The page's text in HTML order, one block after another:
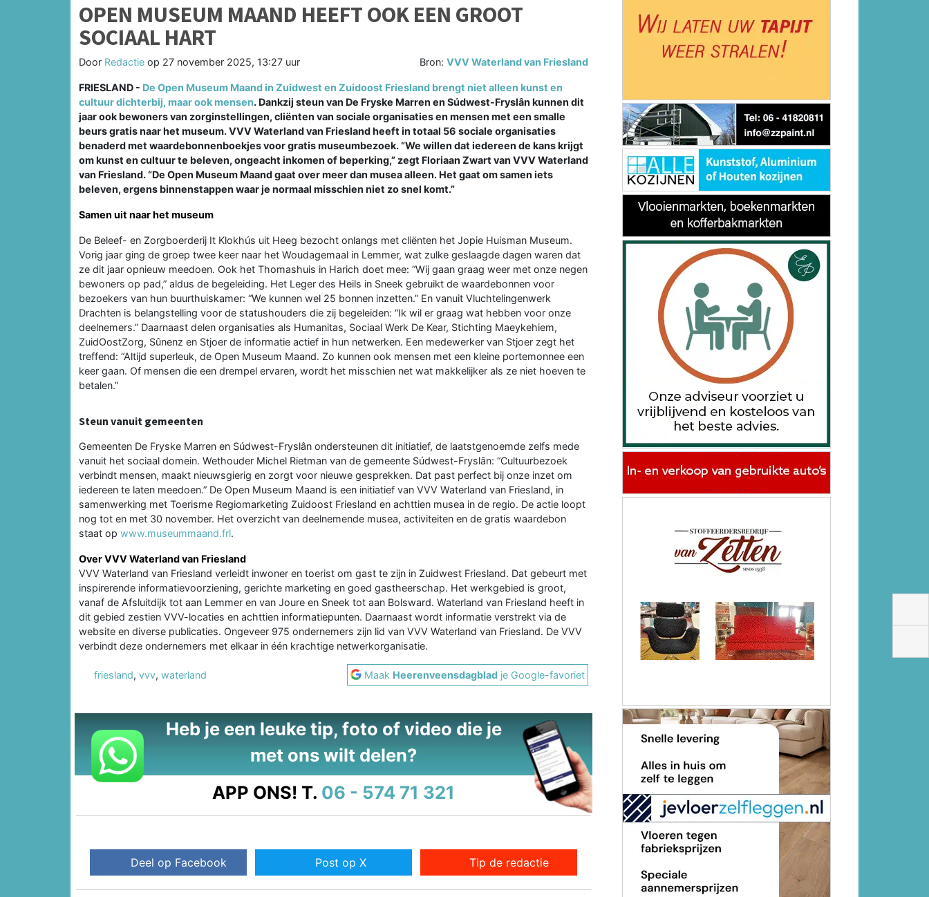
OPEN MUSEUM MAAND HEEFT OOK EEN GROOT
SOCIAAL HART
Door Redactie op 27 november 2025, 13:27 uur Bron:VVV Waterland van Friesland
FRIESLAND - De Open Museum Maand in Zuidwest en Zuidoost Friesland brengt niet alleen kunst en
cultuur dichterbij, maar ook mensen. Dankzij steun van De Fryske Marren en Súdwest-Fryslân kunnen dit
jaar ook bewoners van zorginstellingen, cliënten van sociale organisaties en mensen met een smalle
beurs gratis naar het museum. VVV Waterland van Friesland heeft in totaal 56 sociale organisaties
benaderd met waardebonnenboekjes voor gratis museumbezoek. “We willen dat iedereen de kans krijgt
om kunst en cultuur te beleven, ongeacht inkomen of beperking,” zegt Floriaan Zwart van VVV Waterland
van Friesland. “De Open Museum Maand gaat over meer dan musea alleen. Het gaat om samen iets
beleven, ergens binnenstappen waar je normaal misschien niet zo snel komt.”
Samen uit naar het museum
De Beleef- en Zorgboerderij It Klokhús uit Heeg bezocht onlangs met cliënten het Jopie Huisman Museum.
Vorig jaar ging de groep twee keer naar het Woudagemaal in Lemmer, wat zulke geslaagde dagen waren dat
ze dit jaar opnieuw meedoen. Ook het Thomashuis in Harich doet mee: “Wij gaan graag weer met onze negen
bewoners op pad,” aldus de begeleiding. Het Leger des Heils in Sneek gebruikt de waardebonnen voor
bezoekers van hun buurthuiskamer: “We kunnen wel 25 bonnen inzetten.” En vanuit Vluchtelingenwerk
Drachten is belangstelling voor de statushouders die zij begeleiden: “Ik wil er graag wat hebben voor onze
deelnemers.” Daarnaast delen organisaties als Humanitas, Sociaal Werk De Kear, Stichting Maeykehiem,
ZuidOostZorg, Sûnenz en Stjoer de informatie actief in hun netwerken. Een medewerker van Stjoer zegt het
treffend: “Altijd superleuk, de Open Museum Maand. Zo kunnen ook mensen met een kleine portemonnee een
keer gaan. Of mensen die een drempel ervaren, wordt het misschien net wat makkelijker als ze niet hoeven te
betalen.”
Steun vanuit gemeenten
Gemeenten De Fryske Marren en Súdwest-Fryslân ondersteunen dit initiatief, de laatstgenoemde zelfs mede
vanuit het sociaal domein. Wethouder Michel Rietman van de gemeente Súdwest-Fryslân: “Cultuurbezoek
verbindt mensen, maakt nieuwsgierig en zorgt voor nieuwe gesprekken. Dat past perfect bij onze inzet om
iedereen te laten meedoen.” De Open Museum Maand is een initiatief van VVV Waterland van Friesland, in
samenwerking met Toerisme Regiomarketing Zuidoost Friesland en achttien musea in de regio. De actie loopt
nog tot en met 30 november. Het overzicht van deelnemende musea, activiteiten en de gratis waardebon
staat op www.museummaand.frl.
Over VVV Waterland van Friesland
VVV Waterland van Friesland verleidt inwoner en toerist om gast te zijn in Zuidwest Friesland. Dat gebeurt met
inspirerende informatievoorziening, gerichte marketing en goed gastheerschap. Het werkgebied is groot,
vanaf de Afsluitdijk tot aan Lemmer en van Joure en Sneek tot aan Bolsward. Waterland van Friesland heeft in
dit gebied zestien VVV-locaties en achttien informatiepunten. Daarnaast wordt informatie verstrekt via de
website en diverse publicaties. Ongeveer 975 ondernemers zijn lid van VVV Waterland van Friesland. De VVV
verbindt deze ondernemers met elkaar in één krachtige netwerkorganisatie.
friesland, vvv, waterland Maak Heerenveensdagblad je Google-favoriet
Heb je een leuke tip, foto of video die je
met ons wilt delen?
APP ONS! T. 06 - 574 71 321
Deel op Facebook Post op X Tip de redactie